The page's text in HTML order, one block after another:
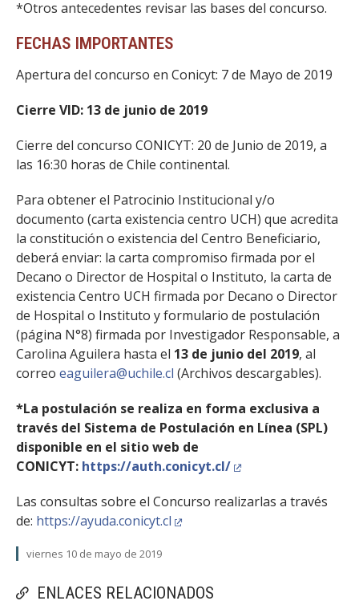
ENLACES RELACIONADOS
*Otros antecedentes revisar las bases del concurso.
FECHAS IMPORTANTES
Apertura del concurso en Conicyt: 7 de Mayo de 2019
Cierre VID: 13 de junio de 2019
Cierre del concurso CONICYT: 20 de Junio de 2019, a
las 16:30 horas de Chile continental.
Para obtener el Patrocinio Institucional y/o
documento (carta existencia centro UCH) que acredita
la constitución o existencia del Centro Beneficiario,
deberá enviar: la carta compromiso firmada por el
Decano o Director de Hospital o Instituto, la carta de
existencia Centro UCH firmada por Decano o Director
de Hospital o Instituto y formulario de postulación
(página N°8) firmada por Investigador Responsable, a
Carolina Aguilera hasta el 13 de junio del 2019, al
correo eaguilera@uchile.cl (Archivos descargables).
*La postulación se realiza en forma exclusiva a
través del Sistema de Postulación en Línea (SPL)
disponible en el sitio web de
CONICYT: https://auth.conicyt.cl/
Las consultas sobre el Concurso realizarlas a través
de: https://ayuda.conicyt.cl
viernes 10 de mayo de 2019